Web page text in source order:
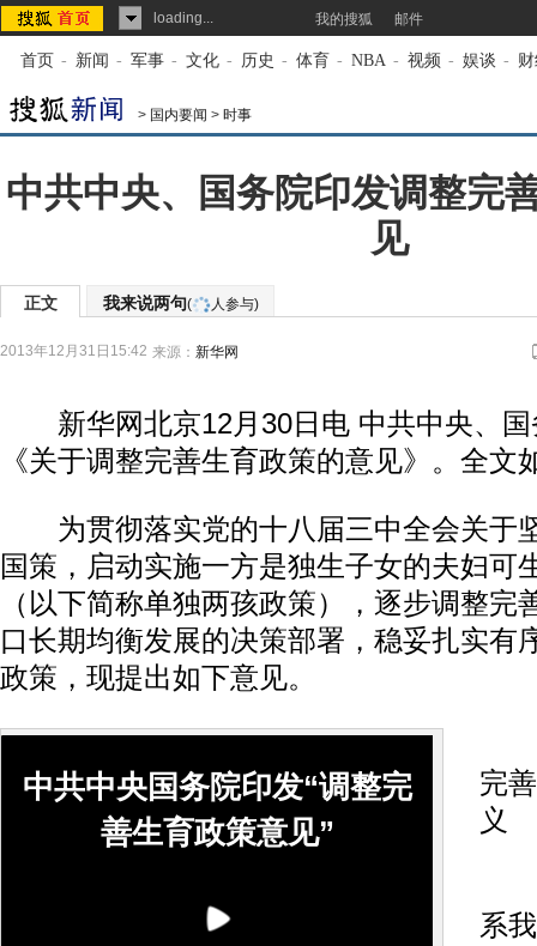
loading... 我的搜狐 邮件
首页 - 新闻 - 军事 - 文化 - 历史 - 体育 - NBA - 视频 - 娱谈 -
> 国内要闻 > 时事
中共中央、国务院印发调整完
见
正文 我来说两句( 人参与)
2013年12月31日15:42 来源： 新华网
新华网北京12月30日电 中共中央、国
《关于调整完善生育政策的意见》。全文
为贯彻落实党的十八届三中全会关于
国策，启动实施一方是独生子女的夫妇可
（以下简称单独两孩政策），逐步调整完
口长期均衡发展的决策部署，稳妥扎实有
政策，现提出如下意见。
中共中央国务院印发“调整完
善生育政策意见”
完
义
系